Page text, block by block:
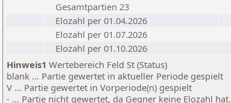
Gesamtpartien 23
Elozahl per 01.04.2026
Elozahl per 01.07.2026
Elozahl per 01.10.2026
Hinweis1 Wertebereich Feld St (Status)
blank ... Partie gewertet in aktueller Periode gespielt
V ... Partie gewertet in Vorperiode(n) gespielt
- ... Partie nicht gewertet, da Gegner keine Elozahl hat.